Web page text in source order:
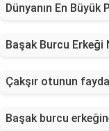
Dünyanın En Büyük
Başak Burcu Erkeği
Çakşır otunun
Başak burcu